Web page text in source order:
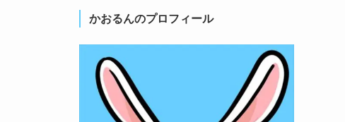
かおるんのプロフィール